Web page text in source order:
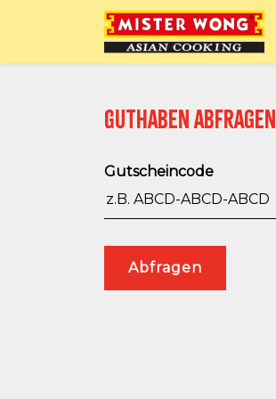
Guthaben abfragen
Gutscheincode
Abfragen